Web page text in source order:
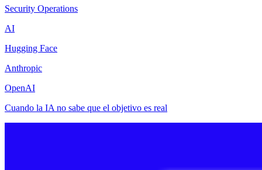
Security Operations
AI
Hugging Face
Anthropic
OpenAI
Cuando la IA no sabe que el objetivo es real